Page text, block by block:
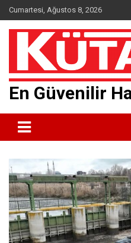
Skip
to
content
Cumartesi, Ağustos 8, 2026
En Güvenilir